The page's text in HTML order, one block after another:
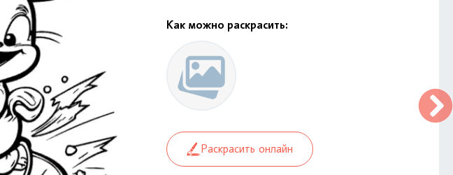
Как можно раскрасить:
Раскрасить онлайн